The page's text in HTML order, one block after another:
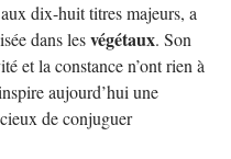
dix-huit titres majeurs, a
dans lesvégétaux. Son
et la constance n’ont rien à
aujourd’hui une
de conjuguer